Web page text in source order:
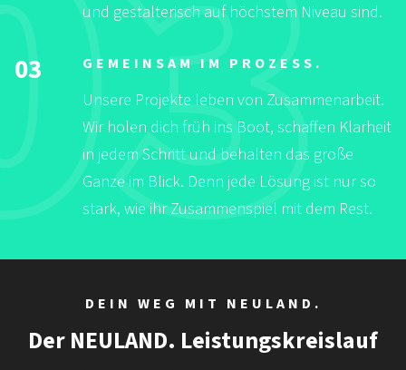
und gestalterisch auf höchstem Niveau sind.
03 GEMEINSAM IM PROZESS.
Unsere Projekte leben von Zusammenarbeit.
Wir holen dich früh ins Boot, schaffen Klarheit
in jedem Schritt und behalten das große
Ganze im Blick. Denn jede Lösung ist nur so
stark, wie ihr Zusammenspiel mit dem Rest.
DEIN WEG MIT NEULAND.
Der NEULAND. Leistungskreislauf